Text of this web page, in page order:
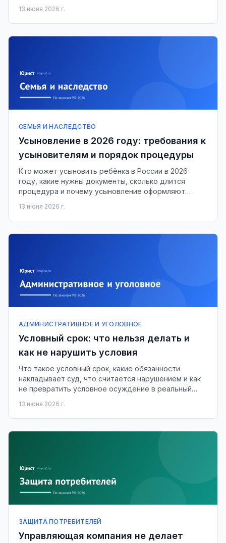
13 июня 2026 г.
СЕМЬЯ И НАСЛЕДСТВО
Усыновление в 2026 году: требования к
усыновителям и порядок процедуры
Кто может усыновить ребёнка в России в 2026
году, какие нужны документы, сколько длится
процедура и почему усыновление оформляют
13 июня 2026 г.
АДМИНИСТРАТИВНОЕ И УГОЛОВНОЕ
Условный срок: что нельзя делать и
как не нарушить условия
Что такое условный срок, какие обязанности
накладывает суд, что считается нарушением и как
не превратить условное осуждение в реальный
13 июня 2026 г.
ЗАЩИТА ПОТРЕБИТЕЛЕЙ
Управляющая компания не делает